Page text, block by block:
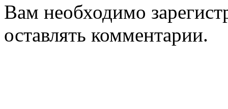
Вам необходимо
оставлять комментарии.